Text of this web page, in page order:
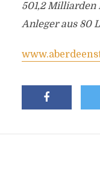
501,2 Milliarden
Anleger aus 80